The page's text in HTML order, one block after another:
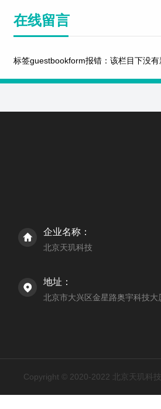
在线留言
标签guestbookform报错：该栏目下没有
企业名称：
北京天玑科技
地址：
Copyright © 2020-2022 北京天玑科